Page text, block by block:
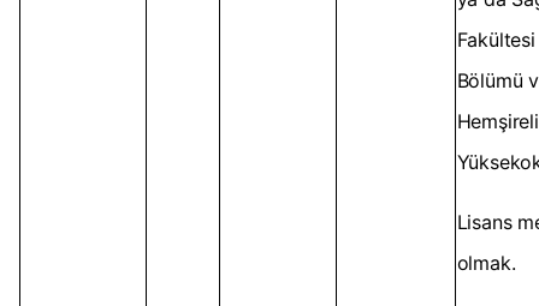
Bölümü
Lisans
olmak.